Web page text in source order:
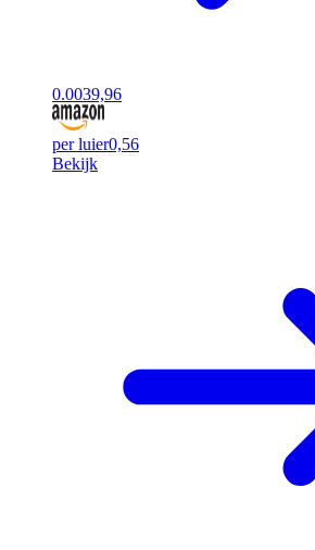
0.0039,96
per luier0,56
Bekijk